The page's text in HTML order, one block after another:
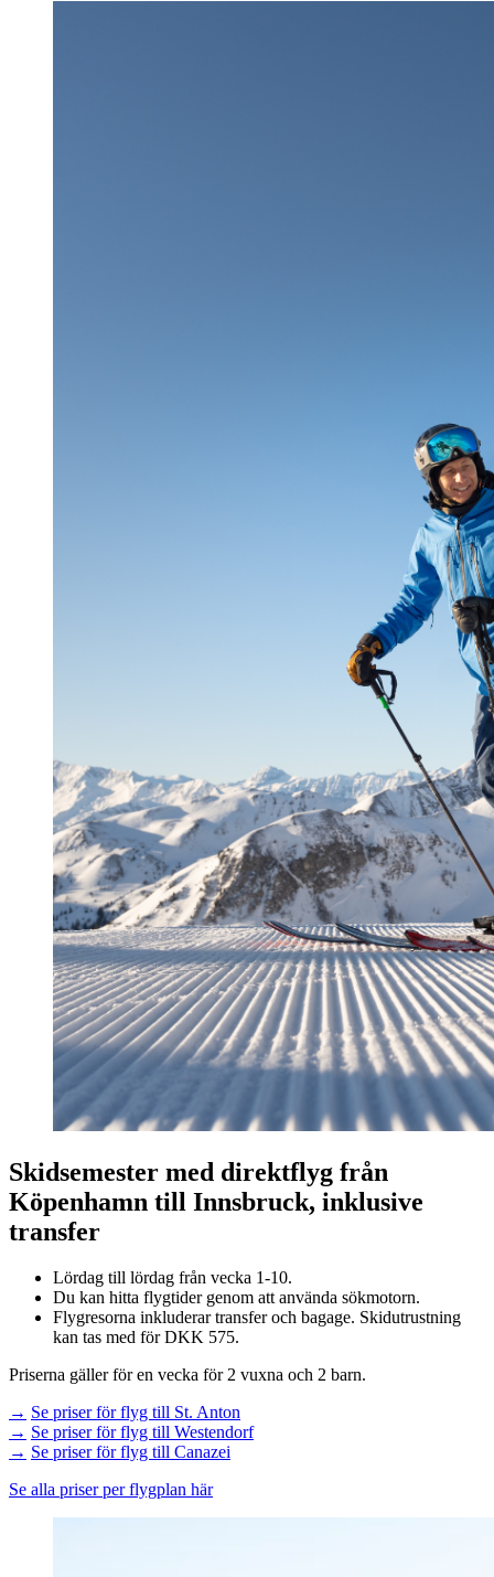
Skidsemester med direktflyg från
Köpenhamn till Innsbruck, inklusive
transfer
Lördag till lördag från vecka 1-10.
Du kan hitta flygtider genom att använda sökmotorn.
Flygresorna inkluderar transfer och bagage. Skidutrustning
kan tas med för DKK 575.
Priserna gäller för en vecka för 2 vuxna och 2 barn.
→ Se priser för flyg till St. Anton
→ Se priser för flyg till Westendorf
→ Se priser för flyg till Canazei
Se alla priser per flygplan här